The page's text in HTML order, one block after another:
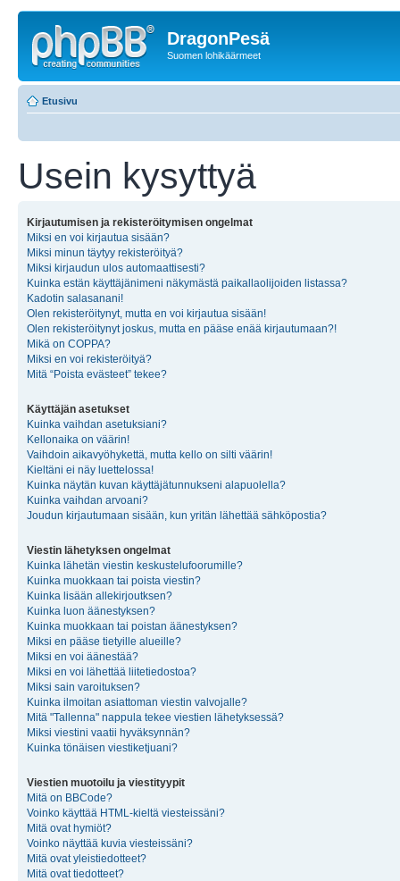
DragonPesä
Suomen lohikäärmeet
Etusivu
Usein kysyttyä
Kirjautumisen ja rekisteröitymisen ongelmat
Miksi en voi kirjautua sisään?
Miksi minun täytyy rekisteröityä?
Miksi kirjaudun ulos automaattisesti?
Kuinka estän käyttäjänimeni näkymästä paikallaolijoiden listassa?
Kadotin salasanani!
Olen rekisteröitynyt, mutta en voi kirjautua sisään!
Olen rekisteröitynyt joskus, mutta en pääse enää kirjautumaan?!
Mikä on COPPA?
Miksi en voi rekisteröityä?
Mitä “Poista evästeet” tekee?
Käyttäjän asetukset
Kuinka vaihdan asetuksiani?
Kellonaika on väärin!
Vaihdoin aikavyöhykettä, mutta kello on silti väärin!
Kieltäni ei näy luettelossa!
Kuinka näytän kuvan käyttäjätunnukseni alapuolella?
Kuinka vaihdan arvoani?
Joudun kirjautumaan sisään, kun yritän lähettää sähköpostia?
Viestin lähetyksen ongelmat
Kuinka lähetän viestin keskustelufoorumille?
Kuinka muokkaan tai poista viestin?
Kuinka lisään allekirjoutksen?
Kuinka luon äänestyksen?
Kuinka muokkaan tai poistan äänestyksen?
Miksi en pääse tietyille alueille?
Miksi en voi äänestää?
Miksi en voi lähettää liitetiedostoa?
Miksi sain varoituksen?
Kuinka ilmoitan asiattoman viestin valvojalle?
Mitä "Tallenna" nappula tekee viestien lähetyksessä?
Miksi viestini vaatii hyväksynnän?
Kuinka tönäisen viestiketjuani?
Viestien muotoilu ja viestityypit
Mitä on BBCode?
Voinko käyttää HTML-kieltä viesteissäni?
Mitä ovat hymiöt?
Voinko näyttää kuvia viesteissäni?
Mitä ovat yleistiedotteet?
Mitä ovat tiedotteet?